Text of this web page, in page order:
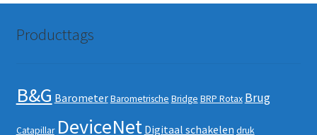
Producttags
B&G BarometerBarometrische Bridge BRP Rotax Brug
Catapillar DeviceNet Digitaal schakelen druk